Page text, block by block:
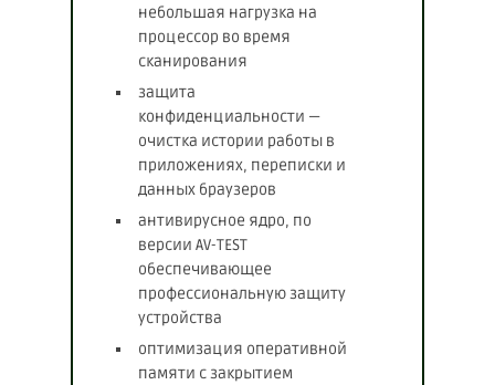
небольшая нагрузка на
процессор во время
сканирования
защита
конфиденциальности —
очистка истории работы в
приложениях, переписки и
данных браузеров
антивирусное ядро, по
версии AV-TEST
обеспечивающее
профессиональную защиту
устройства
оптимизация оперативной
памяти с закрытием